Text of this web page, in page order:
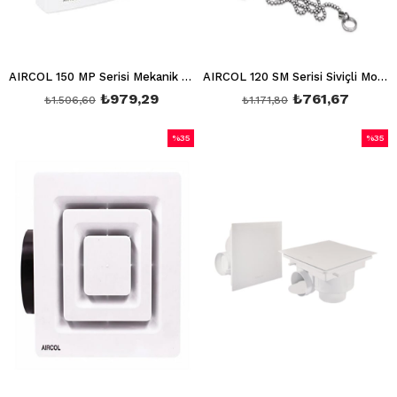
AIRCOL 150 MP Serisi Mekanik Panjurlu Aspiratör AIRCOL 150 MP
₺979,29
₺1.506,60
AIRCOL 120 SM Serisi Siviçli Model Aspiratör AIRCOL 120 SM
₺761,67
₺1.171,80
%35
%35